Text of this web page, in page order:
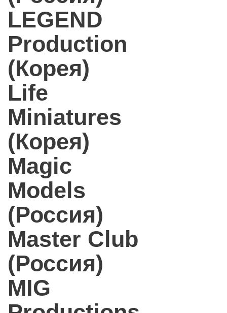
LEGEND
Production
(Корея)
Life
Miniatures
(Корея)
Magic
Models
(Россия)
Master Club
(Россия)
MIG